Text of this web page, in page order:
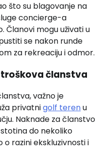
što su blagovanje na
concierge-a
Članovi mogu uživati u
se nakon runde
za rekreaciju i odmor.
članstva
važno je
privatnigolf terenu
Naknade za članstvo
do nekoliko
o razini ekskluzivnosti i